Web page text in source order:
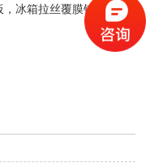
冰箱拉丝覆膜钢板